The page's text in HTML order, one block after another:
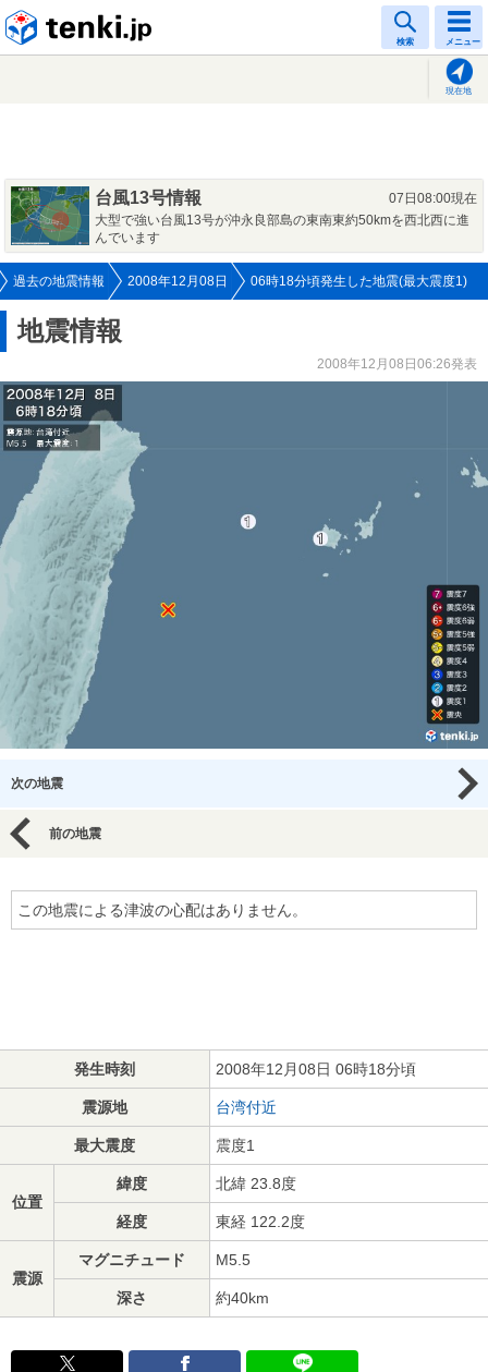
検索 メニュー
現在地
台風13号情報
07日08:00現在
大型で強い台風13号が沖永良部島の東南東約50kmを西北西に進
んでいます
過去の地震情報 2008年12月08日 06時18分頃発生した地震(最大震度1)
地震情報
2008年12月08日06:26発表
次の地震
前の地震
この地震による津波の心配はありません。
発生時刻 2008年12月08日 06時18分頃
震源地 台湾付近
最大震度 震度1
位置
緯度 北緯 23.8度
経度 東経 122.2度
震源
マグニチュード M5.5
深さ 約40km